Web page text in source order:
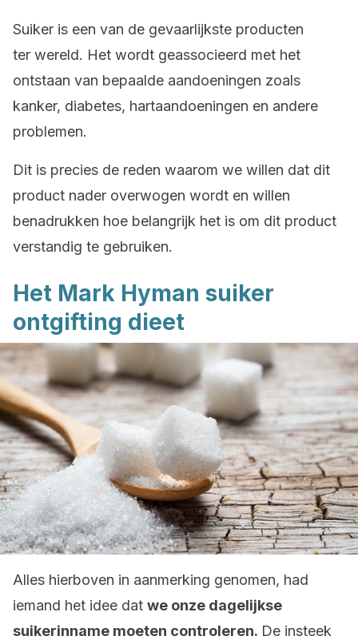
Suiker is een van de gevaarlijkste producten
ter wereld. Het wordt geassocieerd met het
ontstaan van bepaalde aandoeningen zoals
kanker, diabetes, hartaandoeningen en andere
problemen.
Dit is precies de reden waarom we willen dat dit
product nader overwogen wordt en willen
benadrukken hoe belangrijk het is om dit product
verstandig te gebruiken.
Het Mark Hyman suiker
ontgifting dieet
Alles hierboven in aanmerking genomen, had
iemand het idee dat we onze dagelijkse
suikerinname moeten controleren. De insteek